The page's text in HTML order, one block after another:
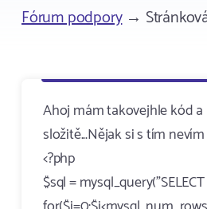
Fórum podpory→
Ahoj mám takovejhle kód
složitě...Nějak si s tím
<?php
$sql =